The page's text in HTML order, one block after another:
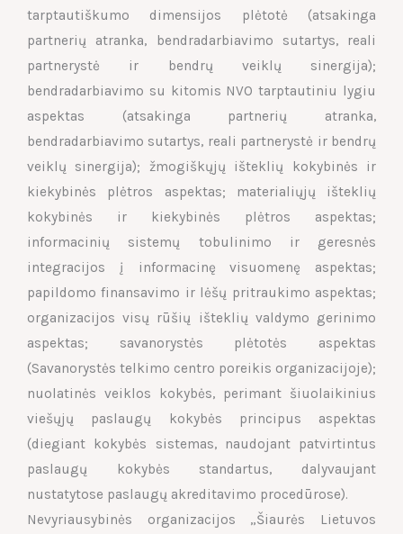
tarptautiškumo dimensijos plėtotė (atsakinga
partnerių atranka, bendradarbiavimo sutartys, reali
partnerystė ir bendrų veiklų sinergija);
bendradarbiavimo su kitomis NVO tarptautiniu lygiu
aspektas (atsakinga partnerių atranka,
bendradarbiavimo sutartys, reali partnerystė ir bendrų
veiklų sinergija); žmogiškųjų išteklių kokybinės ir
kiekybinės plėtros aspektas; materialiųjų išteklių
kokybinės ir kiekybinės plėtros aspektas;
informacinių sistemų tobulinimo ir geresnės
integracijos į informacinę visuomenę aspektas;
papildomo finansavimo ir lėšų pritraukimo aspektas;
organizacijos visų rūšių išteklių valdymo gerinimo
aspektas; savanorystės plėtotės aspektas
(Savanorystės telkimo centro poreikis organizacijoje);
nuolatinės veiklos kokybės, perimant šiuolaikinius
viešųjų paslaugų kokybės principus aspektas
(diegiant kokybės sistemas, naudojant patvirtintus
paslaugų kokybės standartus, dalyvaujant
nustatytose paslaugų akreditavimo procedūrose).
Nevyriausybinės organizacijos „Šiaurės Lietuvos